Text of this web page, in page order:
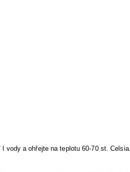
vody a ohřejte na teplotu 60-70 st.